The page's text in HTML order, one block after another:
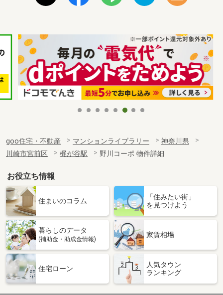
goo住宅・不動産 マンションライブラリー
神奈川県
川崎市宮前区
梶が谷駅 野川コーポ 物件詳細
お役立ち情報
住まいのコラム
「住みたい街」
を見つけよう
暮らしのデータ
(補助金・助成金情報)
家賃相場
住宅ローン
人気タウン
ランキング